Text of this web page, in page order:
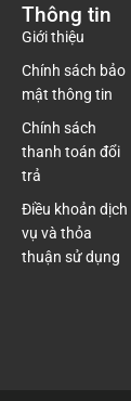
Thông tin
Giới thiệu
Chính sách bảo
mật thông tin
Chính sách
thanh toán đổi
trả
Điều khoản dịch
vụ và thỏa
thuận sử dụng